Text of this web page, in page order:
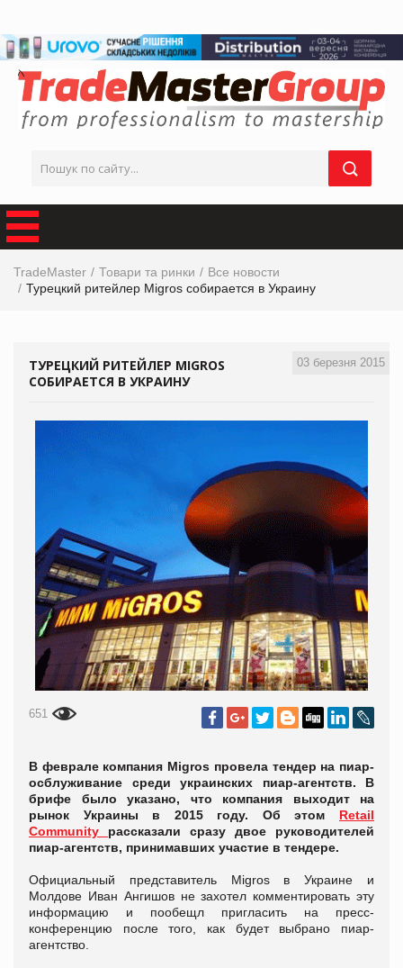
TradeMaster Товари та ринки
Все новости
Турецкий ритейлер Migros собирается в Украину
03 березня 2015
ТУРЕЦКИЙ РИТЕЙЛЕР MIGROS
СОБИРАЕТСЯ В УКРАИНУ
651
В феврале компания Migros провела тендер на пиар-
осблуживание среди украинских пиар-агентств. В
брифе было указано, что компания выходит на
рынок Украины в 2015 году. Об этом Retail
Community рассказали сразу двое руководителей
пиар-агентств, принимавших участие в тендере.
Официальный представитель Migros в Украине и
Молдове Иван Ангишов не захотел комментировать эту
информацию и пообещл пригласить на пресс-
конференцию после того, как будет выбрано пиар-
агентство.